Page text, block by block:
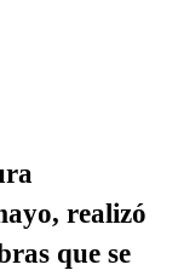
realizó
que se